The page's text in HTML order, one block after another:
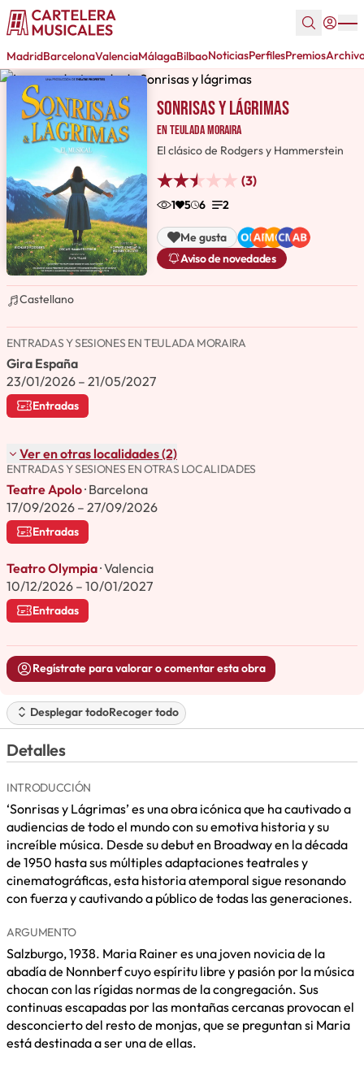
MadridBarcelonaValenciaMálagaBilbaoNoticiasPerfilesPremios
Sonrisas y lágrimas
en Teulada Moraira
El clásico de Rodgers y Hammerstein
(3)
1 5 6 2
Me gusta
Aviso de novedades
Castellano
ENTRADAS Y SESIONES EN TEULADA MORAIRA
Gira España
23/01/2026 – 21/05/2027
Entradas
Ver en otras localidades (2)
ENTRADAS Y SESIONES EN OTRAS LOCALIDADES
Teatre Apolo· Barcelona
17/09/2026 – 27/09/2026
Entradas
Teatro Olympia· Valencia
10/12/2026 – 10/01/2027
Entradas
Regístrate para valorar o comentar esta obra
Desplegar todoRecoger todo
Detalles
INTRODUCCIÓN
‘Sonrisas y Lágrimas’ es una obra icónica que ha cautivado a
audiencias de todo el mundo con su emotiva historia y su
increíble música. Desde su debut en Broadway en la década
de 1950 hasta sus múltiples adaptaciones teatrales y
cinematográficas, esta historia atemporal sigue resonando
con fuerza y cautivando a público de todas las generaciones.
ARGUMENTO
Salzburgo, 1938. Maria Rainer es una joven novicia de la
abadía de Nonnberf cuyo espíritu libre y pasión por la música
chocan con las rígidas normas de la congregación. Sus
continuas escapadas por las montañas cercanas provocan el
desconcierto del resto de monjas, que se preguntan si Maria
está destinada a ser una de ellas.